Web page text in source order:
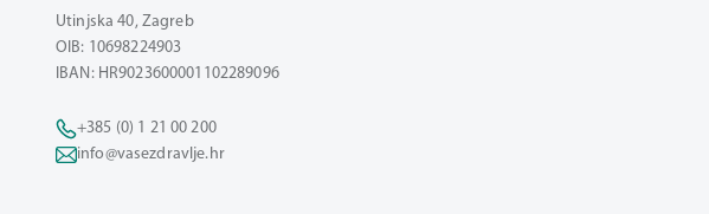
Utinjska 40, Zagreb
OIB: 10698224903
IBAN: HR9023600001102289096
+385 (0) 1 21 00 200
info@vasezdravlje.hr